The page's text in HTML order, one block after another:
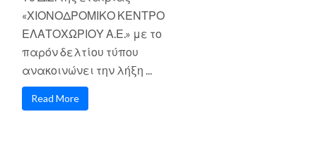
«ΧΙΟΝΟΔΡΟΜΙΚΟ ΚΕΝΤΡΟ
ΕΛΑΤΟΧΩΡΙΟΥ Α.Ε.» με το
παρόν δελτίου τύπου
ανακοινώνει την λήξη ...
Read More